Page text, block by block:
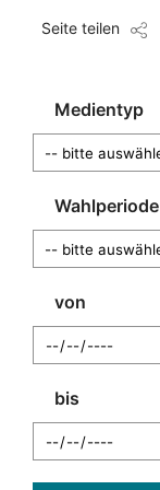
Seite teilen
Medientyp
Wahlperiode
von
bis